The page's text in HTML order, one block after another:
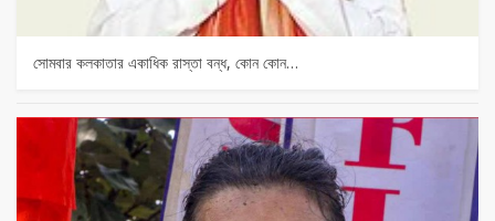
সোমবার কলকাতার একাধিক রাস্তা বন্ধ, কোন কোন…